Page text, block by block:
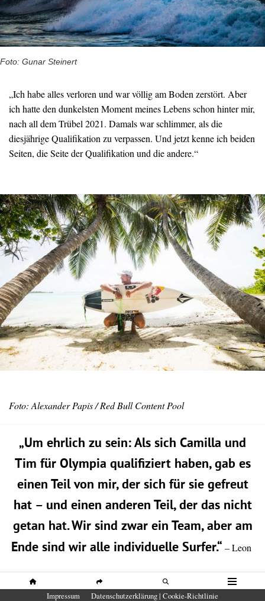
SHARE SUCHE
Foto: Gunar Steinert
„Ich habe alles verloren und war völlig am Boden zerstört. Aber
ich hatte den dunkelsten Moment meines Lebens schon hinter mir,
nach all dem Trübel 2021. Damals war schlimmer, als die
diesjährige Qualifikation zu verpassen. Und jetzt kenne ich beiden
Seiten, die Seite der Qualifikation und die andere.“
Foto: Alexander Papis / Red Bull Content Pool
„Um ehrlich zu sein: Als sich Camilla und
Tim für Olympia qualifiziert haben, gab es
einen Teil von mir, der sich für sie gefreut
hat – und einen anderen Teil, der das nicht
getan hat. Wir sind zwar ein Team, aber am
Ende sind wir alle individuelle Surfer.“ – Leon
„Es war schwierig zu akzeptieren, was die OlympiadeCamilla
Impressum Datenschutzerklärung | Cookie-Richtlinie